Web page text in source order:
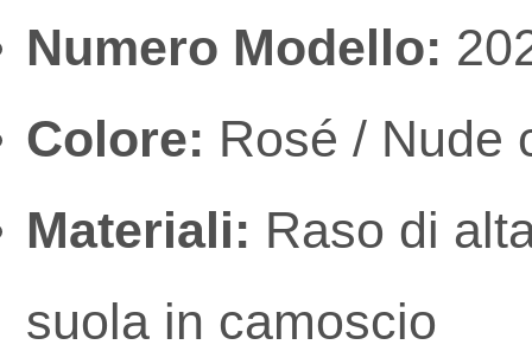
Numero Modello:
Colore: Rosé / Nude
Materiali: Raso di
suola in camoscio